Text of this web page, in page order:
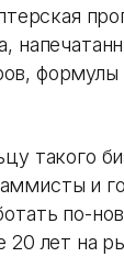
формулы
такого
и
по-
20 лет на